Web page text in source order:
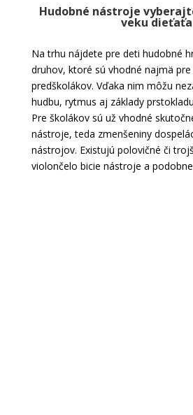
Hudobné nástroje
veku dieťaťa
Na trhu nájdete pre deti hudobné
druhov, ktoré sú vhodné najmä
predškolákov. Vďaka nim môžu
hudbu, rytmus aj základy
Pre školákov sú už vhodné
nástroje, teda zmenšeniny
nástrojov. Existujú polovičné či
violončelo bicie nástroje a